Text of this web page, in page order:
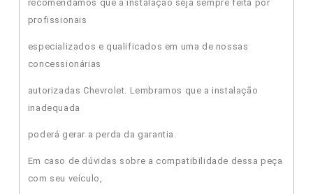
recomendamos que a instalação seja sempre feita por
profissionais
especializados e qualificados em uma de nossas
concessionárias
autorizadas Chevrolet. Lembramos que a instalação
inadequada
poderá gerar a perda da garantia.
Em caso de dúvidas sobre a compatibilidade dessa peça
com seu veículo,